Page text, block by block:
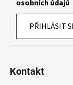
osobních údajů
PŘIHLÁSIT
Kontakt